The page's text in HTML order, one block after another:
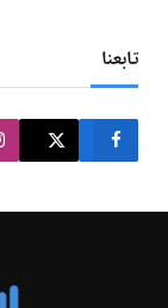
تابعنا